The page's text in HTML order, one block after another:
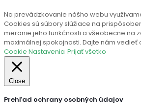
Na prevádzkovanie nášho webu
Cookies sú súbory slúžiace na
meranie jeho funkčnosti a všeobecne na
maximálnej spokojnosti. Dajte nám vedieť
Cookie Nastavenia Prijať všetko
Close
Prehľad ochrany osobných údajov